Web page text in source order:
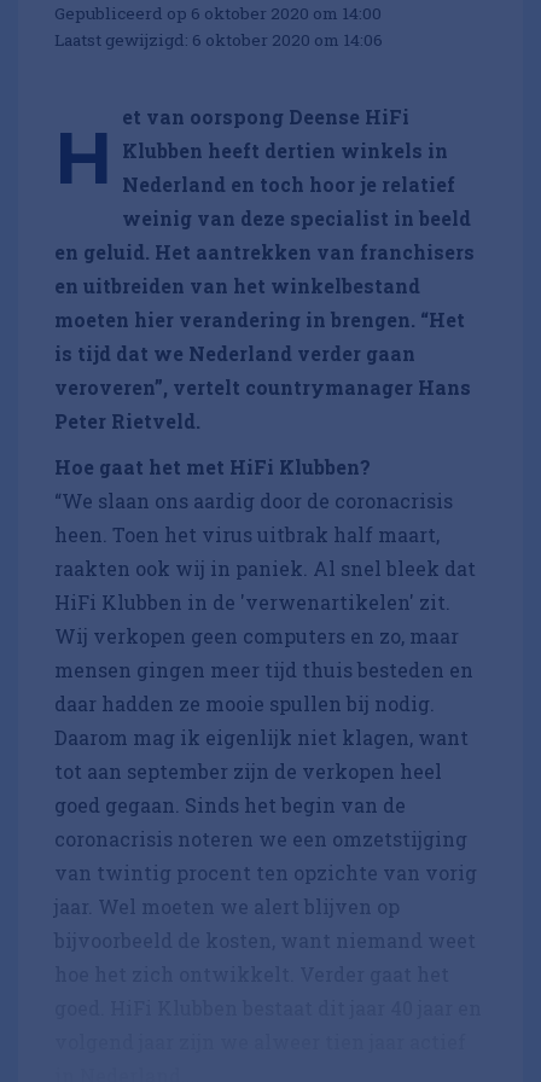
Gepubliceerd op 6 oktober 2020 om 14:00
Laatst gewijzigd: 6 oktober 2020 om 14:06
H
et van oorspong Deense HiFi
Klubben heeft dertien winkels in
Nederland en toch hoor je relatief
weinig van deze specialist in beeld
en geluid. Het aantrekken van franchisers
en uitbreiden van het winkelbestand
moeten hier verandering in brengen. “Het
is tijd dat we Nederland verder gaan
veroveren”, vertelt countrymanager Hans
Peter Rietveld.
Hoe gaat het met HiFi Klubben?
“We slaan ons aardig door de coronacrisis
heen. Toen het virus uitbrak half maart,
raakten ook wij in paniek. Al snel bleek dat
HiFi Klubben in de 'verwenartikelen' zit.
Wij verkopen geen computers en zo, maar
mensen gingen meer tijd thuis besteden en
daar hadden ze mooie spullen bij nodig.
Daarom mag ik eigenlijk niet klagen, want
tot aan september zijn de verkopen heel
goed gegaan. Sinds het begin van de
coronacrisis noteren we een omzetstijging
van twintig procent ten opzichte van vorig
jaar. Wel moeten we alert blijven op